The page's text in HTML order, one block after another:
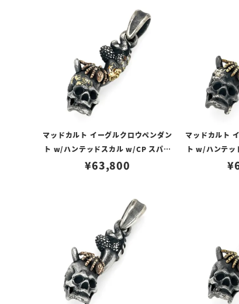
マッドカルト イーグルクロウペンダン
ト w/ハンテッドスカル w/CP スパイ
ダー w/ゴールドメルティング＆ラス
¥63,800
マッドカルト
ト w/ハンテ
ダー w/プラ¥